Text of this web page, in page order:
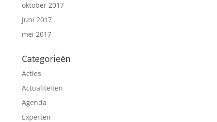
oktober 2017
juni 2017
mei 2017
Categorieën
Acties
Actualiteiten
Agenda
Experten